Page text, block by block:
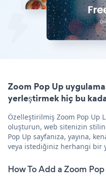
Zoom Pop Up
yerleştirmek hiç bu
Özelleştirilmiş Zoom Pop Up
oluşturun, web sitenizin
Pop Up sayfanıza, yayına,
veya istediğiniz herhangi bir
How To Add a Zoom